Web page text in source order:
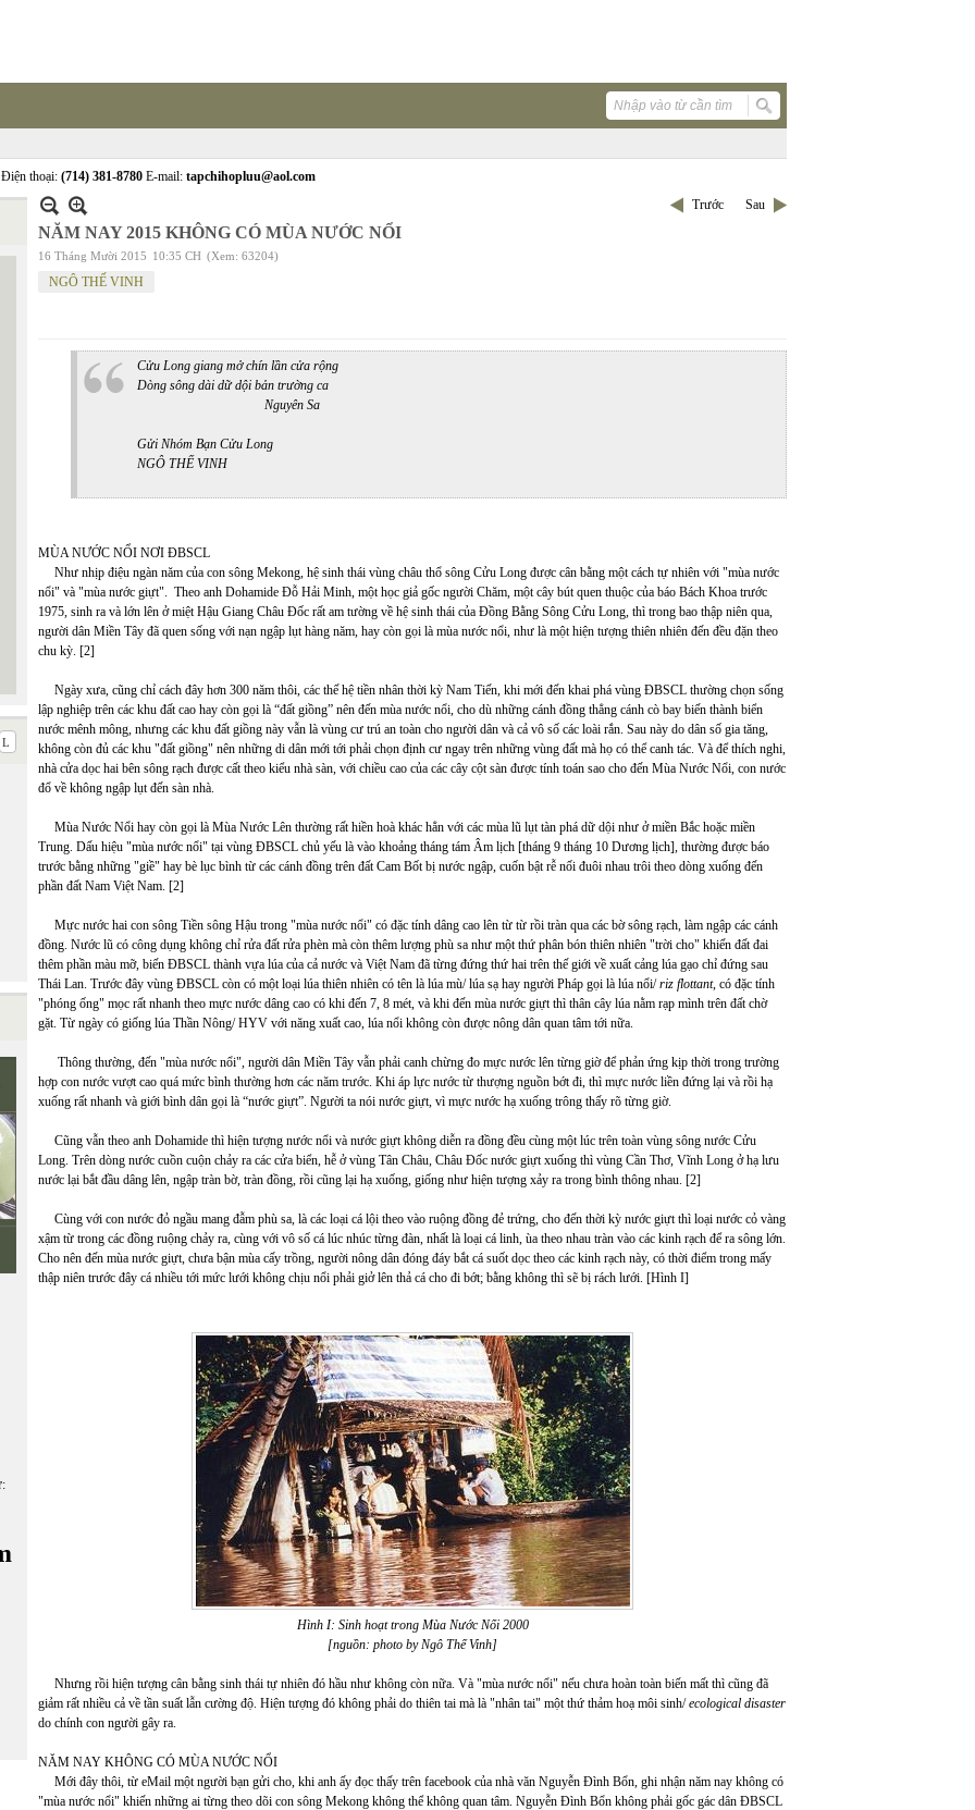
thoại: (714) 381-8780 E-mail: tapchihopluu@aol.com
Trước Sau
NĂM NAY 2015 KHÔNG CÓ MÙA NƯỚC NỔI
16 Tháng Mười 2015 10:35 CH (Xem: 63204)
NGÔ THẾ VINH
Cửu Long giang mở chín lần cửa rộng
Dòng sông dài dữ dội bản trường ca
Nguyên Sa
Gửi Nhóm Bạn Cửu Long
NGÔ THẾ VINH
MÙA NƯỚC NỔI NƠI ĐBSCL
Như nhịp điệu ngàn năm của con sông Mekong, hệ sinh thái vùng châu thổ sông Cửu Long được cân bằng một cách tự nhiên với "mùa nước
nổi" và "mùa nước giựt". Theo anh Dohamide Đỗ Hải Minh, một học giả gốc người Chăm, một cây bút quen thuộc của báo Bách Khoa trước
1975, sinh ra và lớn lên ở miệt Hậu Giang Châu Đốc rất am tường về hệ sinh thái của Đồng Bằng Sông Cửu Long, thì trong bao thập niên qua,
người dân Miền Tây đã quen sống với nạn ngập lụt hàng năm, hay còn gọi là mùa nước nổi, như là một hiện tượng thiên nhiên đến đều đặn theo
chu kỳ. [2]
Ngày xưa, cũng chỉ cách đây hơn 300 năm thôi, các thế hệ tiền nhân thời kỳ Nam Tiến, khi mới đến khai phá vùng ĐBSCL thường chọn sống
lập nghiệp trên các khu đất cao hay còn gọi là “đất giồng” nên đến mùa nước nổi, cho dù những cánh đồng thẳng cánh cò bay biến thành biển
nước mênh mông, nhưng các khu đất giồng này vẫn là vùng cư trú an toàn cho người dân và cả vô số các loài rắn. Sau này do dân số gia tăng,
không còn đủ các khu "đất giồng" nên những di dân mới tới phải chọn định cư ngay trên những vùng đất mà họ có thể canh tác. Và để thích nghi,
nhà cửa dọc hai bên sông rạch được cất theo kiểu nhà sàn, với chiều cao của các cây cột sàn được tính toán sao cho đến Mùa Nước Nổi, con nước
đổ về không ngập lụt đến sàn nhà.
Mùa Nước Nổi hay còn gọi là Mùa Nước Lên thường rất hiền hoà khác hẳn với các mùa lũ lụt tàn phá dữ dội như ở miền Bắc hoặc miền
Trung. Dấu hiệu "mùa nước nổi" tại vùng ĐBSCL chủ yếu là vào khoảng tháng tám Âm lịch [tháng 9 tháng 10 Dương lịch], thường được báo
trước bằng những "giề" hay bè lục bình từ các cánh đồng trên đất Cam Bốt bị nước ngập, cuốn bật rễ nối đuôi nhau trôi theo dòng xuống đến
phần đất Nam Việt Nam. [2]
Mực nước hai con sông Tiền sông Hậu trong "mùa nước nổi" có đặc tính dâng cao lên từ từ rồi tràn qua các bờ sông rạch, làm ngập các cánh
đồng. Nước lũ có công dụng không chỉ rửa đất rửa phèn mà còn thêm lượng phù sa như một thứ phân bón thiên nhiên "trời cho" khiến đất đai
thêm phần màu mỡ, biến ĐBSCL thành vựa lúa của cả nước và Việt Nam đã từng đứng thứ hai trên thế giới về xuất cảng lúa gạo chỉ đứng sau
Thái Lan. Trước đây vùng ĐBSCL còn có một loại lúa thiên nhiên có tên là lúa mù/ lúa sạ hay người Pháp gọi là lúa nổi/riz flottant, có đặc tính
"phóng ống" mọc rất nhanh theo mực nước dâng cao có khi đến 7, 8 mét, và khi đến mùa nước giựt thì thân cây lúa nằm rạp mình trên đất chờ
gặt. Từ ngày có giống lúa Thần Nông/ HYV với năng xuất cao, lúa nổi không còn được nông dân quan tâm tới nữa.
Thông thường, đến "mùa nước nổi", người dân Miền Tây vẫn phải canh chừng đo mực nước lên từng giờ để phản ứng kịp thời trong trường
hợp con nước vượt cao quá mức bình thường hơn các năm trước. Khi áp lực nước từ thượng nguồn bớt đi, thì mực nước liền đứng lại và rồi hạ
xuống rất nhanh và giới bình dân gọi là “nước giựt”. Người ta nói nước giựt, vì mực nước hạ xuống trông thấy rõ từng giờ.
Cũng vẫn theo anh Dohamide thì hiện tượng nước nổi và nước giựt không diễn ra đồng đều cùng một lúc trên toàn vùng sông nước Cửu
Long. Trên dòng nước cuồn cuộn chảy ra các cửa biển, hễ ở vùng Tân Châu, Châu Đốc nước giựt xuống thì vùng Cần Thơ, Vĩnh Long ở hạ lưu
nước lại bắt đầu dâng lên, ngập tràn bờ, tràn đồng, rồi cũng lại hạ xuống, giống như hiện tượng xảy ra trong bình thông nhau. [2]
Cùng với con nước đỏ ngầu mang đẫm phù sa, là các loại cá lội theo vào ruộng đồng đẻ trứng, cho đến thời kỳ nước giựt thì loại nước cỏ vàng
xậm từ trong các đồng ruộng chảy ra, cùng với vô số cá lúc nhúc từng đàn, nhất là loại cá linh, ùa theo nhau tràn vào các kinh rạch để ra sông lớn.
Cho nên đến mùa nước giựt, chưa bận mùa cấy trồng, người nông dân đóng đáy bắt cá suốt dọc theo các kinh rạch này, có thời điểm trong mấy
thập niên trước đây cá nhiều tới mức lưới không chịu nổi phải giở lên thả cá cho đi bớt; bằng không thì sẽ bị rách lưới. [Hình I]
Hình I: Sinh hoạt trong Mùa Nước Nổi 2000
[nguồn: photo by Ngô Thế Vinh]
Nhưng rồi hiện tượng cân bằng sinh thái tự nhiên đó hầu như không còn nữa. Và "mùa nước nổi" nếu chưa hoàn toàn biến mất thì cũng đã
giảm rất nhiều cả về tần suất lẫn cường độ. Hiện tượng đó không phải do thiên tai mà là "nhân tai" một thứ thảm hoạ môi sinh/ecological disaster
do chính con người gây ra.
NĂM NAY KHÔNG CÓ MÙA NƯỚC NỔI
Mới đây thôi, từ eMail một người bạn gửi cho, khi anh ấy đọc thấy trên facebook của nhà văn Nguyễn Đình Bổn, ghi nhận năm nay không có
"mùa nước nổi" khiến những ai từng theo dõi con sông Mekong không thể không quan tâm. Nguyễn Đình Bổn không phải gốc gác dân ĐBSCL